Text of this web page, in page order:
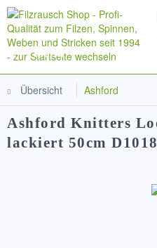
Menü
Übersicht Ashford
Ashford Knitters
lackiert 50cm